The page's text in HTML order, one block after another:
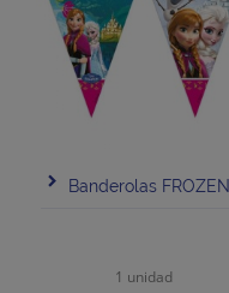
Banderolas FROZEN
1 unidad